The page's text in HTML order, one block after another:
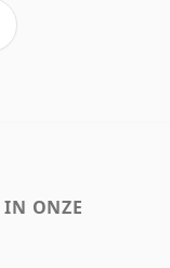
IN ONZE